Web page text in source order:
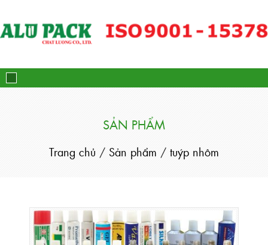
SẢN PHẨM
Trang chủ / Sản phẩm / tuýp nhôm